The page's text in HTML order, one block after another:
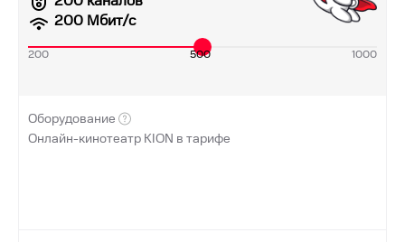
200 Мбит/с
200 500 1000
Оборудование
Онлайн-кинотеатр KION в тарифе